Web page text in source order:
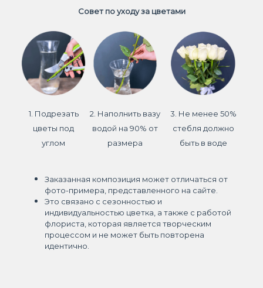
Совет по уходу за цветами
1. Подрезать
цветы под
углом
2. Наполнить вазу
водой на 90% от
размера
3. Не менее 50%
стебля должно
быть в воде
Заказанная композиция может отличаться от
фото-примера, представленного на сайте.
Это связано с сезонностью и
индивидуальностью цветка, а также с работой
флориста, которая является творческим
процессом и не может быть повторена
идентично.